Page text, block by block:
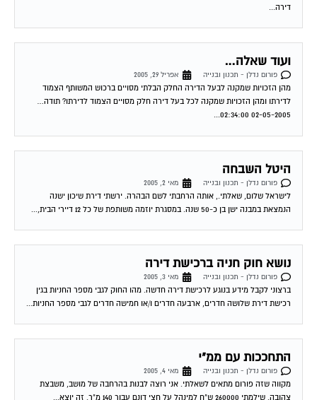
דירה...
ועוד שאלה…
פורום נדלן - תכנון ובנייה
אפריל 29, 2005
מהן הזכויות שמקנה לבעל הדירה החלק הבלתי מסויים ברכוש המשותף הצמוד
לדירתו ומהן הזכויות שמקנה לכל בעל דירה חלק מסויים הצמוד לדירתו? תודה…
02-05-2005 02:34:00...
היטל השבחה
פורום נדלן - תכנון ובנייה
מאי 2, 2005
לישראל שלום, שאלתי., אותה הרחבתי לשם הבהרה. ירשתי דירת שיכון ישנה
הנמצאת במבנה ישן בן כ-50 שנה. במסגרת יוזמה משותפת של כל 12 דיירי הבית,...
נושא חוק חניה ברכישת דירה
פורום נדלן - תכנון ובנייה
מאי 3, 2005
ברצוני לקבל מידע בנוגע לרכישת דירה חדשה. מהו החוק לגבי מספר החניות בגין
רכישת דירת שלושה חדרים, ארבעה חדרים ו/או חמישה חדרים לגבי מספר החניות...
התחככות עם ממ"י
פורום נדלן - תכנון ובנייה
מאי 4, 2005
מקווה שזה פורום מתאים לשאלתי. אני רוצה לבנות בהרחבה של מושב, משבצת
צהובה. שילמתי 260000 ש"ח למינהל על חצי דונם עבור 140 מ"ר. זה יוצא...